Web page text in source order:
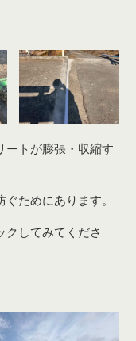
ートが膨張・収縮す
あります。
クしてみてくださ